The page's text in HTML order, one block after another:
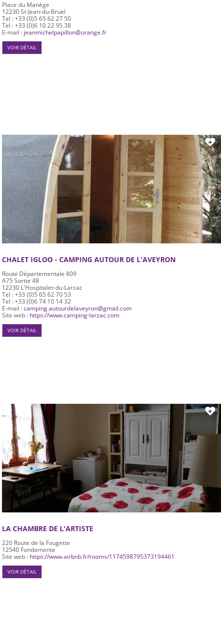
Place du Manège
12230 St-Jean-du-Bruel
Tel : +33 (0)5 65 62 27 50
Tel : +33 (0)6 10 22 95 38
E-mail : jeanmichelpapillon@orange.fr
VOIR DÉTAIL
CHALET IGLOO - CAMPING AUTOUR DE L'AVEYRON
Route Départementale 809
A75 Sortie 48
12230 L'Hospitalet-du-Larzac
Tel : +33 (0)5 65 62 70 53
Tel : +33 (0)6 74 10 14 32
E-mail :camping.autourdelaveyron@gmail.com
Site web : https://www.camping-larzac.com
VOIR DÉTAIL
LA CHAMBRE DE L'ARTISTE
220 Route de la Fougette
12540 Fondamente
Site web : https://www.airbnb.fr/rooms/1174598795373194461
VOIR DÉTAIL